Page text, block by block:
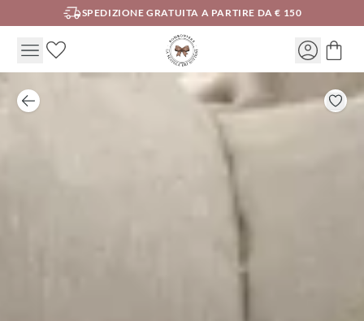
SPEDIZIONE GRATUITA A PARTIRE DA € 150